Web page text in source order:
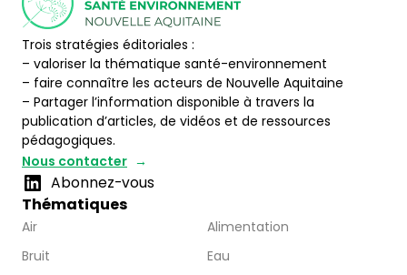
Trois stratégies éditoriales :
– valoriser la thématique santé-environnement
– faire connaître les acteurs de Nouvelle Aquitaine
– Partager l’information disponible à travers la
publication d’articles, de vidéos et de ressources
pédagogiques.
Nous contacter
Abonnez-vous
Thématiques
Air
Alimentation
Bruit
Eau